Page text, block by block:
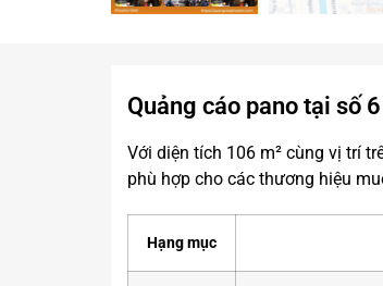
Quảng cáo pano tại số
Với diện tích 106 m² cùng vị trí
phù hợp cho các thương hiệu
Hạng mục